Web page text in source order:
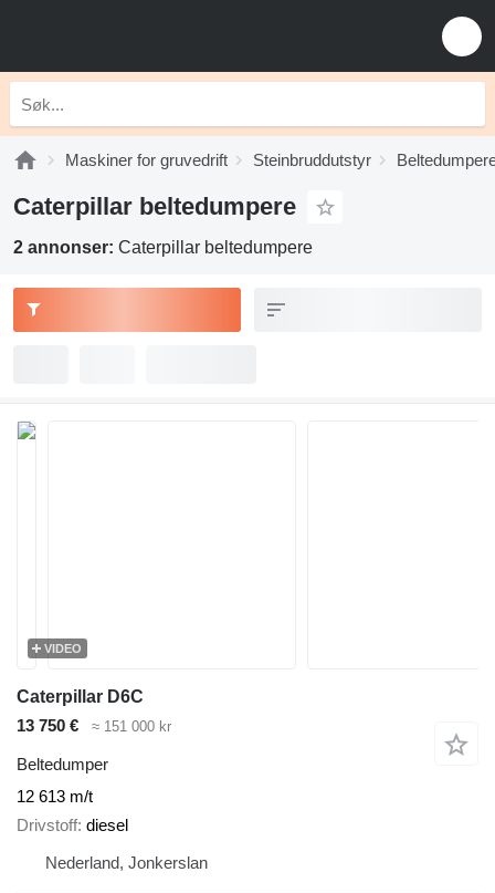
Maskiner for gruvedrift Steinbruddutstyr
Caterpillar beltedumpere
2 annonser: Caterpillar beltedumpere
VIDEO
Caterpillar D6C
13 750 €
≈ 151 000 kr
Beltedumper
12 613 m/t
Drivstoff diesel
Nederland, Jonkerslan